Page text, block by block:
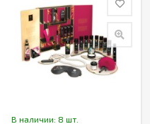
В наличии: 8 шт.